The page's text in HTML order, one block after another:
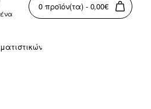
0 προϊόν(τα) - 0,00€